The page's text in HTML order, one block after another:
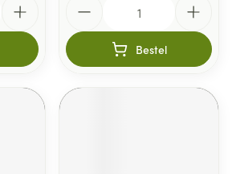
Bestel